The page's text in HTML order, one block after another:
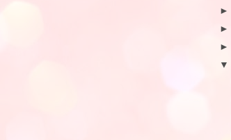
►
►
►
▼